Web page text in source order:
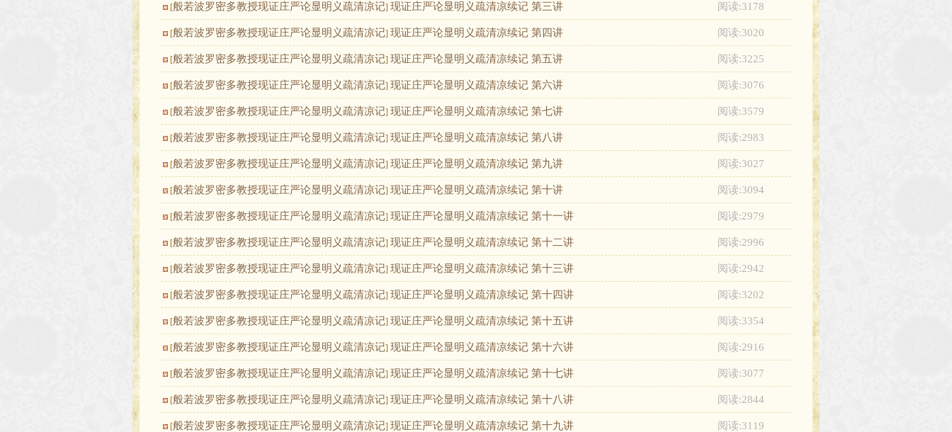
[般若波罗密多教授现证庄严论显明义疏清凉记] 现证庄严论显明义疏清凉续记 第三讲 阅读:3178
[般若波罗密多教授现证庄严论显明义疏清凉记] 现证庄严论显明义疏清凉续记 第四讲 阅读:3020
[般若波罗密多教授现证庄严论显明义疏清凉记] 现证庄严论显明义疏清凉续记 第五讲 阅读:3225
[般若波罗密多教授现证庄严论显明义疏清凉记] 现证庄严论显明义疏清凉续记 第六讲 阅读:3076
[般若波罗密多教授现证庄严论显明义疏清凉记] 现证庄严论显明义疏清凉续记 第七讲 阅读:3579
[般若波罗密多教授现证庄严论显明义疏清凉记] 现证庄严论显明义疏清凉续记 第八讲 阅读:2983
[般若波罗密多教授现证庄严论显明义疏清凉记] 现证庄严论显明义疏清凉续记 第九讲 阅读:3027
[般若波罗密多教授现证庄严论显明义疏清凉记] 现证庄严论显明义疏清凉续记 第十讲 阅读:3094
[般若波罗密多教授现证庄严论显明义疏清凉记] 现证庄严论显明义疏清凉续记 第十一讲 阅读:2979
[般若波罗密多教授现证庄严论显明义疏清凉记] 现证庄严论显明义疏清凉续记 第十二讲 阅读:2996
[般若波罗密多教授现证庄严论显明义疏清凉记] 现证庄严论显明义疏清凉续记 第十三讲 阅读:2942
[般若波罗密多教授现证庄严论显明义疏清凉记] 现证庄严论显明义疏清凉续记 第十四讲 阅读:3202
[般若波罗密多教授现证庄严论显明义疏清凉记] 现证庄严论显明义疏清凉续记 第十五讲 阅读:3354
[般若波罗密多教授现证庄严论显明义疏清凉记] 现证庄严论显明义疏清凉续记 第十六讲 阅读:2916
[般若波罗密多教授现证庄严论显明义疏清凉记] 现证庄严论显明义疏清凉续记 第十七讲 阅读:3077
[般若波罗密多教授现证庄严论显明义疏清凉记] 现证庄严论显明义疏清凉续记 第十八讲 阅读:2844
[般若波罗密多教授现证庄严论显明义疏清凉记] 现证庄严论显明义疏清凉续记 第十九讲 阅读:3119